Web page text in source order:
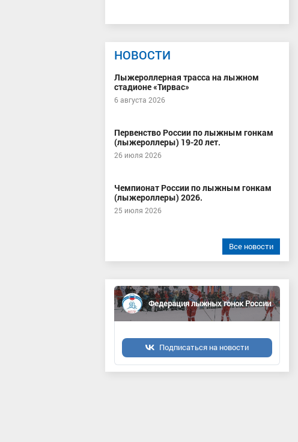
НОВОСТИ
Лыжероллерная трасса на лыжном
стадионе «Тирвас»
6 августа 2026
Первенство России по лыжным гонкам
(лыжероллеры) 19-20 лет.
26 июля 2026
Чемпионат России по лыжным гонкам
(лыжероллеры) 2026.
25 июля 2026
Все новости
Федерация лыжных гонок России
Подписаться на новости